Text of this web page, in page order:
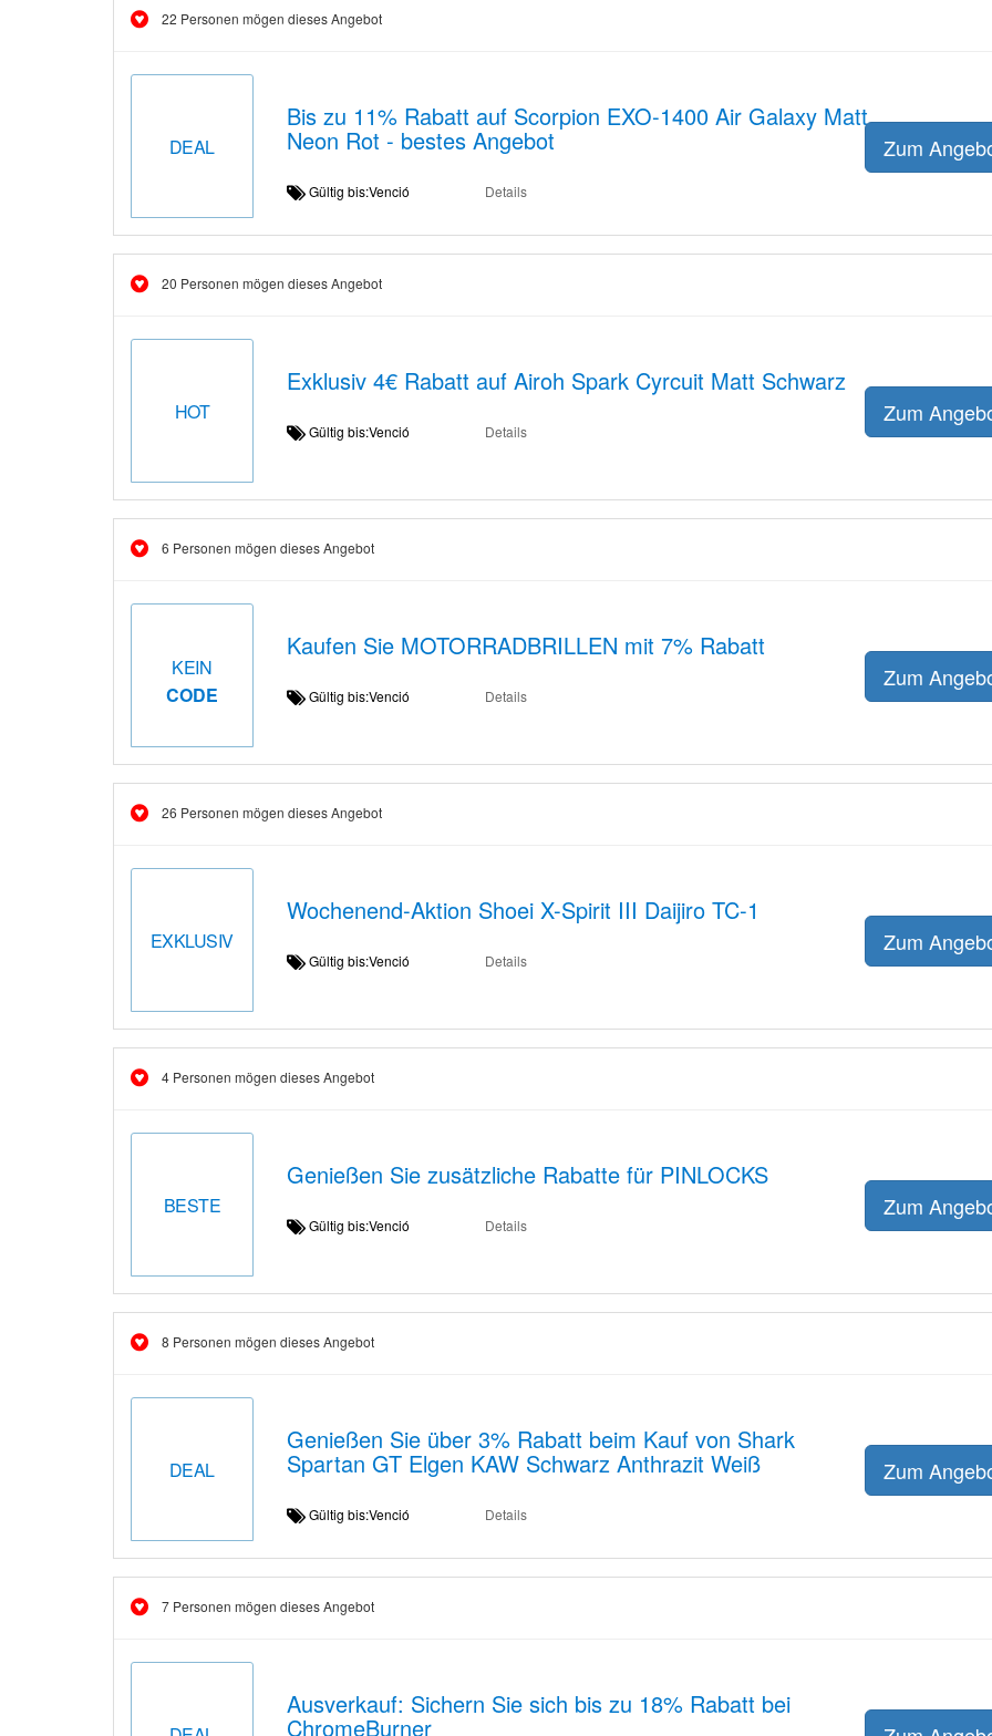
22 Personen mögen dieses Angebot
DEAL
Bis zu 11% Rabatt auf Scorpion EXO-1400 Air Galaxy Matt
Neon Rot - bestes Angebot
Gültig bis:Venció Details
Zum
20 Personen mögen dieses Angebot
HOT
Exklusiv 4€ Rabatt auf Airoh Spark Cyrcuit Matt Schwarz
Gültig bis:Venció Details
Zum
6 Personen mögen dieses Angebot
KEIN
CODE
Kaufen Sie MOTORRADBRILLEN mit 7% Rabatt
Gültig bis:Venció Details
Zum
26 Personen mögen dieses Angebot
EXKLUSIV
Wochenend-Aktion Shoei X-Spirit III Daijiro TC-1
Gültig bis:Venció Details
Zum
4 Personen mögen dieses Angebot
BESTE
Genießen Sie zusätzliche Rabatte für PINLOCKS
Gültig bis:Venció Details
Zum
8 Personen mögen dieses Angebot
DEAL
Genießen Sie über 3% Rabatt beim Kauf von Shark
Spartan GT Elgen KAW Schwarz Anthrazit Weiß
Gültig bis:Venció Details
Zum
7 Personen mögen dieses Angebot
Ausverkauf: Sichern Sie sich bis zu 18% Rabatt bei
ChromeBurner